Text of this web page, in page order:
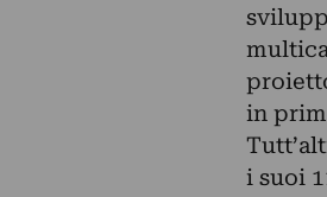
in
i suoi